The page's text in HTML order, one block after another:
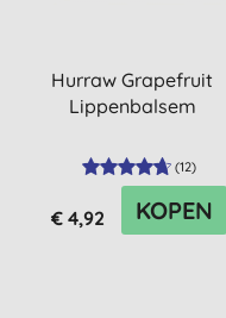
Hurraw Grapefruit
Lippenbalsem
(12)
€ 4,92 KOPEN